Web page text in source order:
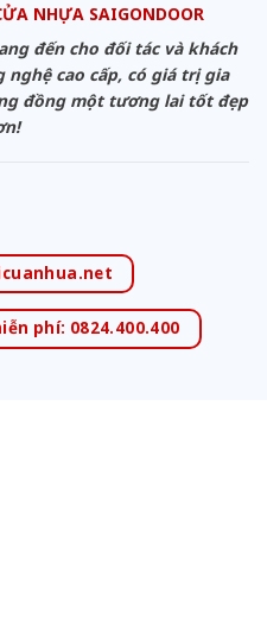
NHỰA SAIGONDOOR
đến cho đối tác và khách
cao cấp, có giá trị gia
đồng một tương lai tốt đẹp
phí: 0824.400.400